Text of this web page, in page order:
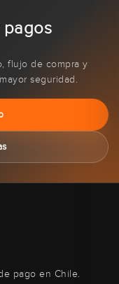
pagos
flujo de compra y
seguridad.
pago en Chile.